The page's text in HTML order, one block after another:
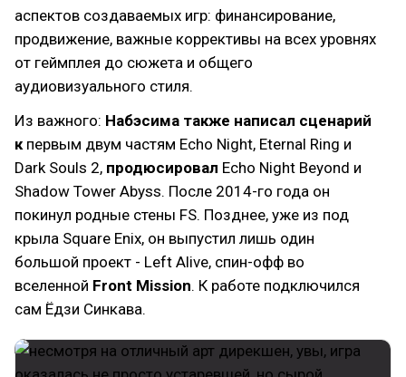
аспектов создаваемых игр: финансирование,
продвижение, важные коррективы на всех уровнях
от геймплея до сюжета и общего
аудиовизуального стиля.
Из важного: Набэсима также написал сценарий
кпервым двум частям Echo Night, Eternal Ring и
Dark Souls 2, продюсировал Echo Night Beyond и
Shadow Tower Abyss. После 2014-го года он
покинул родные стены FS. Позднее, уже из под
крыла Square Enix, он выпустил лишь один
большой проект - Left Alive, спин-офф во
вселенной Front Mission. К работе подключился
сам Ёдзи Синкава.